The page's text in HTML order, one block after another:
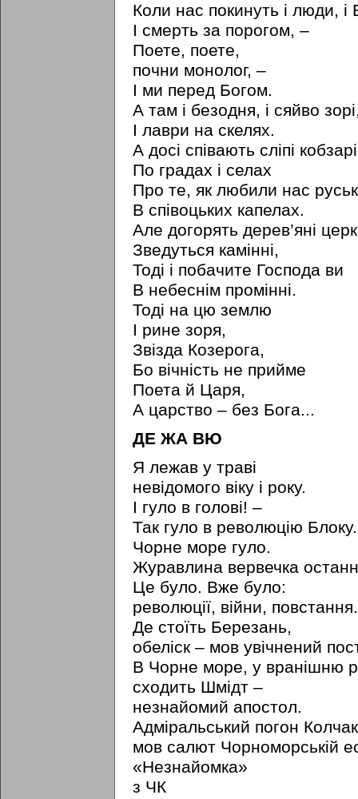
Коли нас покинуть і люди, і
І смерть за порогом, –
Поете, поете,
почни монолог, –
І ми перед Богом.
А там і безодня, і сяйво
І лаври на скелях.
А досі співають сліпі кобзарі
По градах і селах
Про те, як любили нас
В співоцьких капелах.
Але догорять дерев’яні
Зведуться камінні,
Тоді і побачите Господа ви
В небеснім промінні.
Тоді на цю землю
І рине зоря,
Звізда Козерога,
Бо вічність не прийме
Поета й Царя,
А царство – без Бога...
ДЕ ЖА ВЮ
Я лежав у траві
невідомого віку і року.
І гуло в голові! –
Так гуло в революцію Блоку.
Чорне море гуло.
Журавлина вервечка
Це було. Вже було:
революції, війни, повстання.
Де стоїть Березань,
обеліск – мов увічнений
В Чорне море, у вранішню
сходить Шмідт –
незнайомий апостол.
Адміральський погон
мов салют Чорноморській
«Незнайомка»
з ЧК